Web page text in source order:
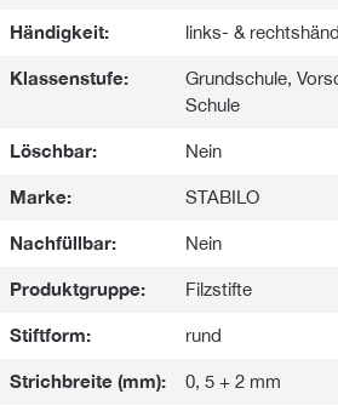
Händigkeit: links- &
Klassenstufe:
Grundschule,
Schule
Löschbar: Nein
Marke: STABILO
Nachfüllbar: Nein
Produktgruppe: Filzstifte
Stiftform: rund
Strichbreite (mm): 0, 5 + 2 mm